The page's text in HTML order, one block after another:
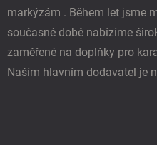
markýzám . Během let jsme
současné době nabízíme
zaměřené na doplňky pro
Naším hlavním dodavatel je